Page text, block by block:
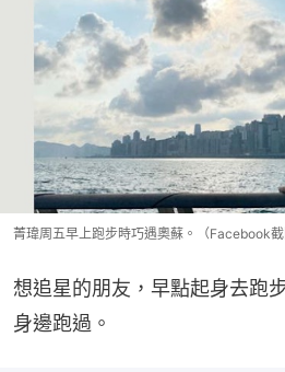
菁瑋周五早上跑步時巧遇奧蘇。（Facebook截
想追星的朋友，早點起身去跑
身邊跑過。